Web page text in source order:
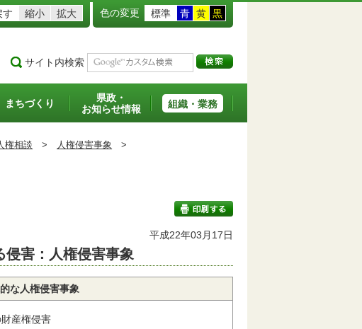
す 縮小 拡大 色の変更 標準 青 黄 黒
サイト内検索
まちづくり
県政・
お知らせ情報
組織・業務
権相談 > 人権侵害事象 >
印刷する
平成22年03月17日
侵害：人権侵害事象
な人権侵害事象
産権侵害